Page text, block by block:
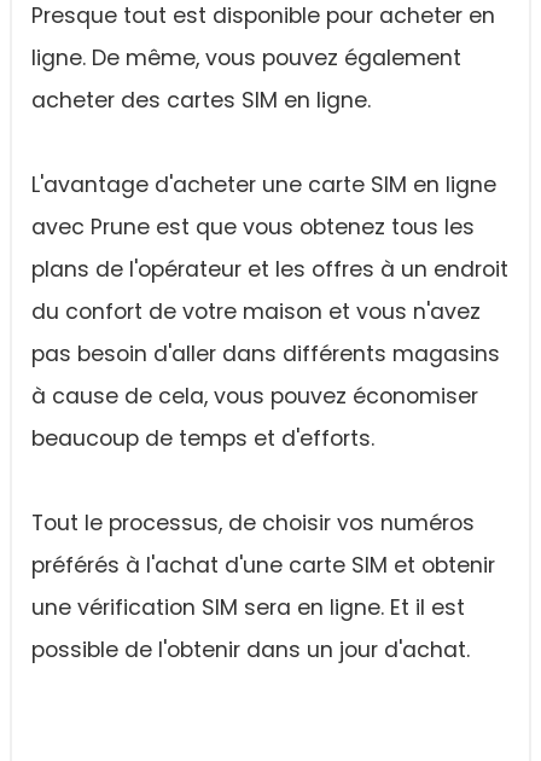
Presque tout est disponible pour acheter en
ligne. De même, vous pouvez également
acheter des cartes SIM en ligne.
L'avantage d'acheter une carte SIM en ligne
avec Prune est que vous obtenez tous les
plans de l'opérateur et les offres à un endroit
du confort de votre maison et vous n'avez
pas besoin d'aller dans différents magasins
à cause de cela, vous pouvez économiser
beaucoup de temps et d'efforts.
Tout le processus, de choisir vos numéros
préférés à l'achat d'une carte SIM et obtenir
une vérification SIM sera en ligne. Et il est
possible de l'obtenir dans un jour d'achat.